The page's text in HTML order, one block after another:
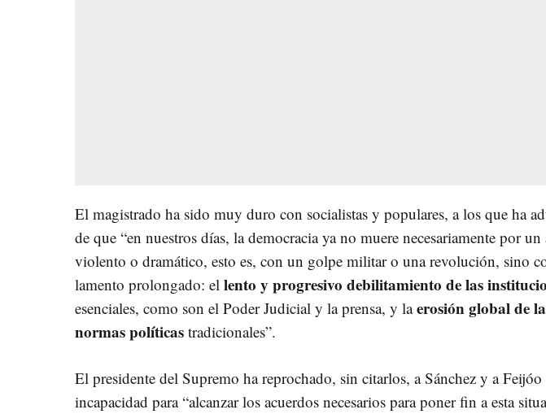
El magistrado ha sido muy duro con socialistas y populares, a los que ha
de que “en nuestros días, la democracia ya no muere necesariamente por un
violento o dramático, esto es, con un golpe militar o una revolución, sino
lamento prolongado: el lento y progresivo debilitamiento de las
esenciales, como son el Poder Judicial y la prensa, y laerosión global de
normas políticas tradicionales”.
El presidente del Supremo ha reprochado, sin citarlos, a Sánchez y a Feijóo
incapacidad para “alcanzar los acuerdos necesarios para poner fin a esta